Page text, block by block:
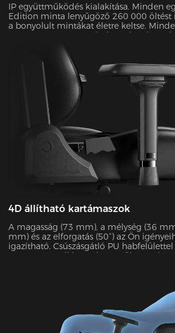
IP együttműködés kialakítása. Minden
Edition minta lenyűgöző 260 000 öltést
a bonyolult mintákat életre keltse.
ASTM D4060 H-3 szabványnak,
4D állítható kartámaszok
A magasság (73 mm), a mélység (36
mm) és az elforgatás (50°) az Ön
igazítható. Csúszásgátló PU
SGS 60 000 cikluson keresztül tesztelte a